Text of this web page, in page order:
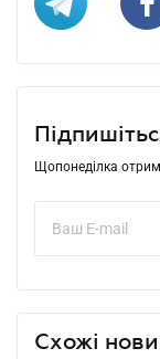
Щопонеділка
Схожі